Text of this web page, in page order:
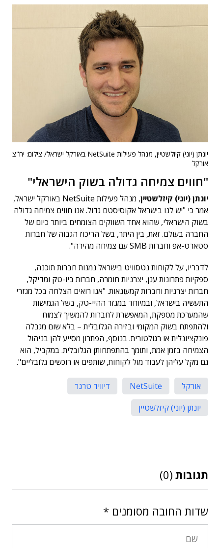
יונתן (יוני) קיזלשטיין, מנהל פעילות NetSuite באורקל ישראל/ צילום: יח"צ
אורקל
"חווים צמיחה גדולה בשוק הישראלי"
יונתן (יוני) קיזלשטיין
, מנהל פעילות NetSuite באורקל ישראל,
אמר כי "יש לנו בישראל אקוסיסטם גדול. אנו חווים צמיחה גדולה
בשוק הישראלי, שהוא אחד השווקים הצומחים ביותר כיום של
החברה בעולם. זאת, בין היתר, בשל הריכוז הגבוה של חברות
סטארט-אפ וחברות SMB עם צמיחה מהירה".
לדבריו, על לקוחות נטסוויט בישראל נמנות חברות תוכנה,
ספקיות פתרונות ענן, יצרניות חומרה, חברות ביו-טק ומדיקל,
חברות יצרניות וחברות קמעונאות. "אנו רואים הצלחה בכל מגזרי
התעשיה בישראל, ובמיוחד במגזר ההיי-טק, בשל הגמישות
שהמערכת מספקת, המאפשרת לחברות להמשיך לצמוח
ולהתפתח בשוק המקומי ובזירה הגלובלית – בלא שום מגבלה
פונקציונלית או רגולטורית. בנוסף, הפתרון מסייע להן בניהול
הצמיחה בזמן אמת, ותומך בהתפתחותן הגלובלית. במקביל, הוא
גם מקל עליהן לעבוד מול לקוחות, שותפים או רוכשים גלובליים".
אורקל NetSuite
דיוויד טרנר
יונתן (יוני) קיזלשטיין
תגובות (0)
שדות החובה מסומנים *